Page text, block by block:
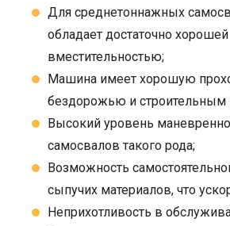
Для среднетоннажных
обладает достаточно хорошей
вместительностью;
Машина имеет хорошую
бездорожью и
Высокий уровень
самосвалов такого рода;
Возможность
сыпучих материалов, что
Неприхотливость в